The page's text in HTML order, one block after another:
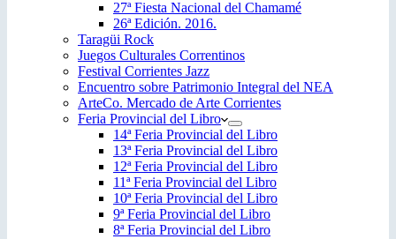
27ª Fiesta Nacional del Chamamé
26ª Edición. 2016.
Taragüi Rock
Juegos Culturales Correntinos
Festival Corrientes Jazz
Encuentro sobre Patrimonio Integral del NEA
ArteCo. Mercado de Arte Corrientes
Feria Provincial del Libro
14ª Feria Provincial del Libro
13ª Feria Provincial del Libro
12ª Feria Provincial del Libro
11ª Feria Provincial del Libro
10ª Feria Provincial del Libro
9ª Feria Provincial del Libro
8ª Feria Provincial del Libro